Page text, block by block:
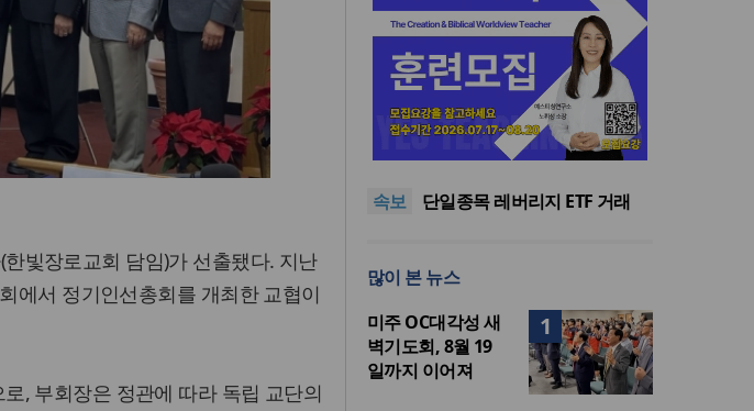
빛장로교회 담임)가 선출됐다. 지난
에서 정기인선총회를 개최한 교협이
, 부회장은 정관에 따라 독립 교단의
속보
서울 부동산 토론회서 세제 개
편 우려…“전월세 매물 줄고 주
민족복음화운동본부·한국장로
협력
다 먼저 일본이 있었습니다”
단일종목 레버리지 ETF 거래
재투자해야”
편 우려…“전월세 매물 줄고 주
민족복음화운동본부·한국장로
회총연합회, 2027 대성회 위해
협력
많이 본 뉴스
1
미주 OC대각성 새
벽기도회, 8월 19
일까지 이어져